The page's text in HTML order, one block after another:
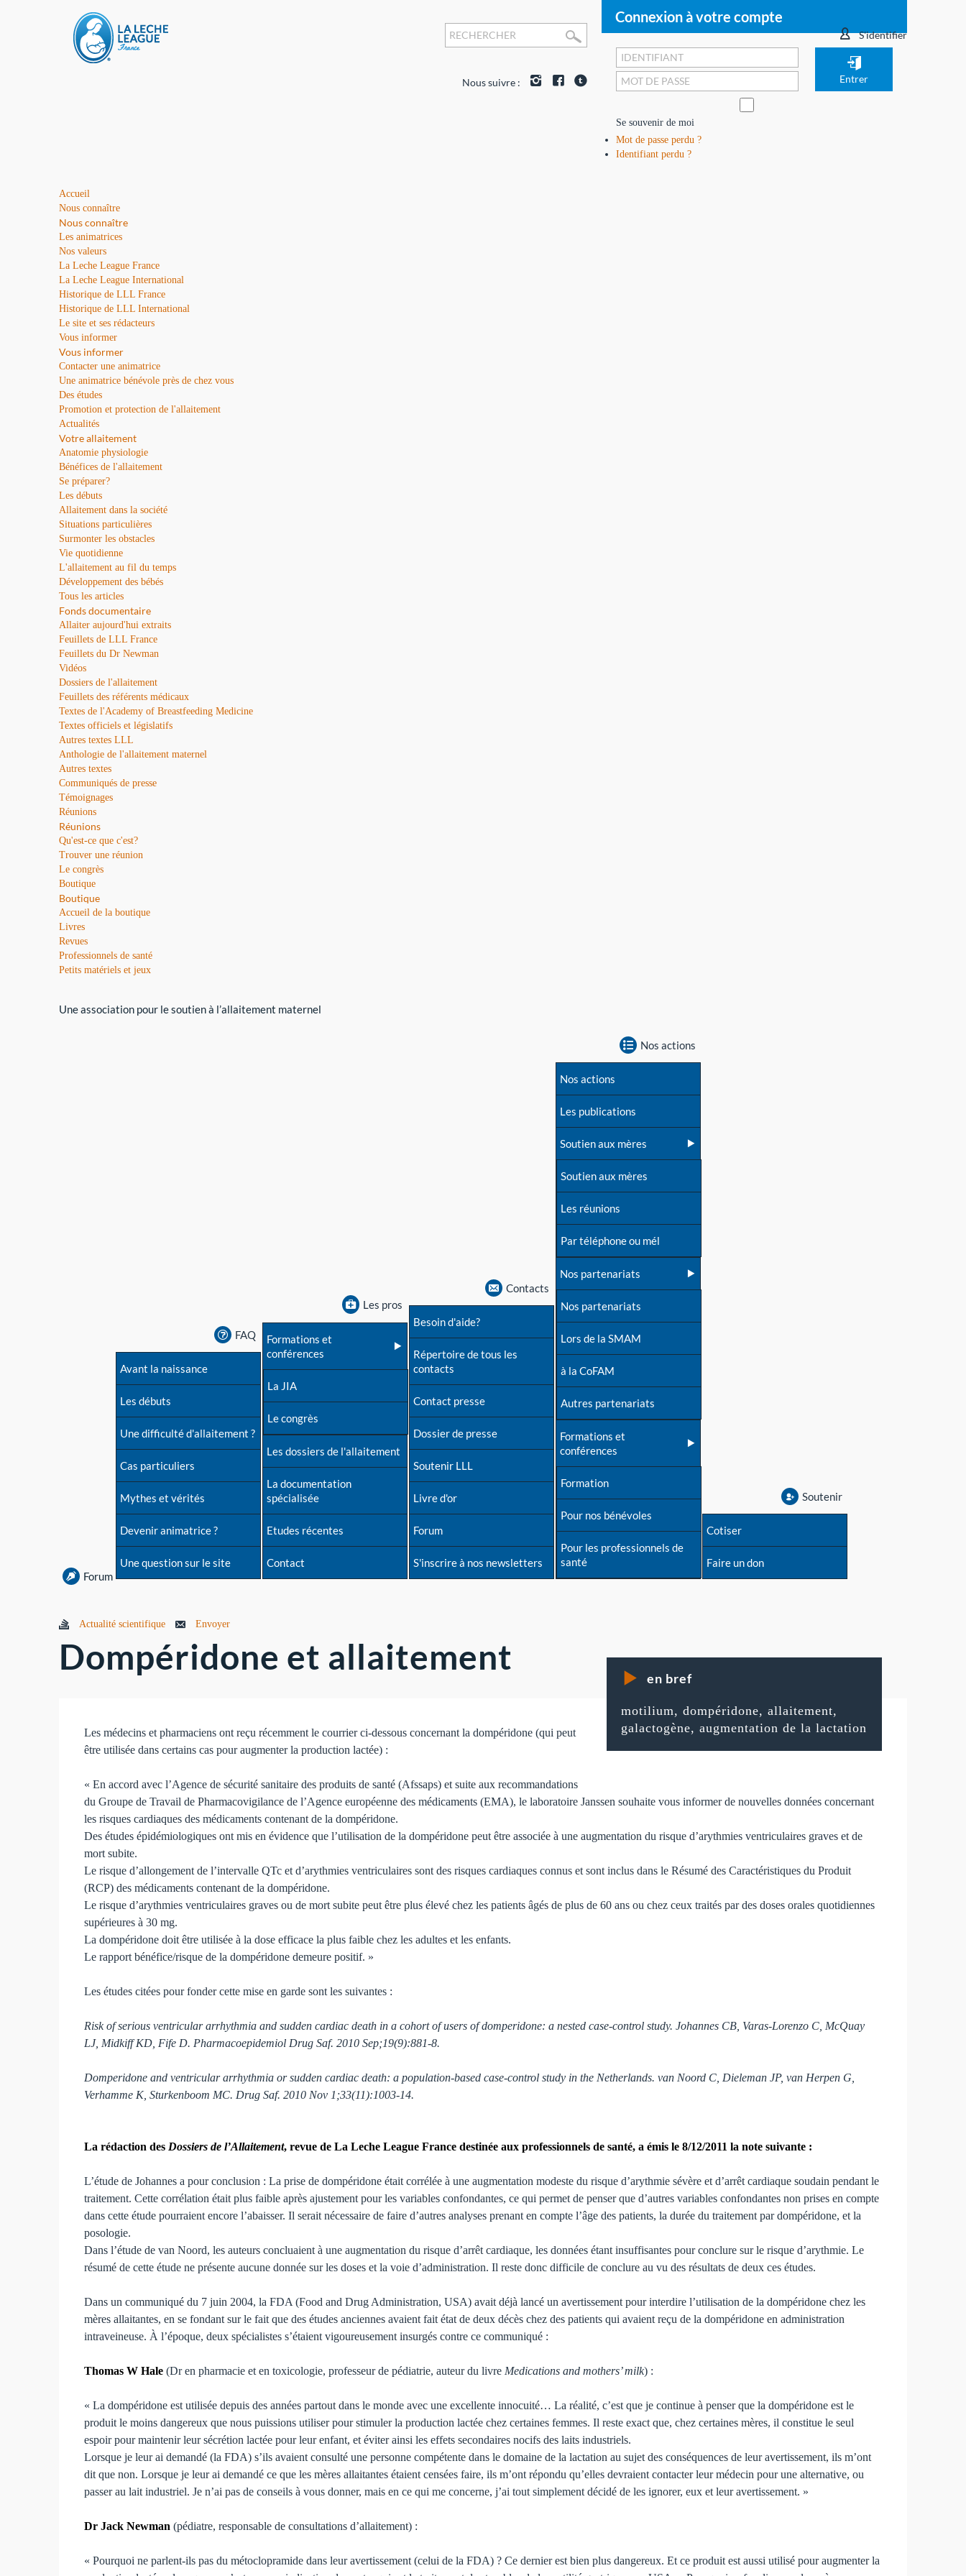
S'identifier
Connexion à votre compte
Se souvenir de moi
Mot de passe perdu ?
Identifiant perdu ?
Nous suivre :
Accueil
Nous connaître
Nous connaître
Les animatrices
Nos valeurs
La Leche League France
La Leche League International
Historique de LLL France
Historique de LLL International
Le site et ses rédacteurs
Vous informer
Vous informer
Contacter une animatrice
Une animatrice bénévole près de chez vous
Des études
Promotion et protection de l'allaitement
Actualités
Votre allaitement
Anatomie physiologie
Bénéfices de l'allaitement
Se préparer?
Les débuts
Allaitement dans la société
Situations particulières
Surmonter les obstacles
Vie quotidienne
L'allaitement au fil du temps
Développement des bébés
Tous les articles
Fonds documentaire
Allaiter aujourd'hui extraits
Feuillets de LLL France
Feuillets du Dr Newman
Vidéos
Dossiers de l'allaitement
Feuillets des référents médicaux
Textes de l'Academy of Breastfeeding Medicine
Textes officiels et législatifs
Autres textes LLL
Anthologie de l'allaitement maternel
Autres textes
Communiqués de presse
Témoignages
Réunions
Réunions
Qu'est-ce que c'est?
Trouver une réunion
Le congrès
Boutique
Boutique
Accueil de la boutique
Livres
Revues
Professionnels de santé
Petits matériels et jeux
Une association pour le soutien à l’allaitement maternel
Forum
FAQ
Avant la naissance
Les débuts
Une difficulté d'allaitement ?
Cas particuliers
Mythes et vérités
Devenir animatrice ?
Une question sur le site
Les pros
Formations et
conférences
La JIA
Le congrès
Les dossiers de l'allaitement
La documentation
spécialisée
Etudes récentes
Contact
Contacts
Besoin d'aide?
Répertoire de tous les
contacts
Contact presse
Dossier de presse
Soutenir LLL
Livre d'or
Forum
S'inscrire à nos newsletters
Nos actions
Nos actions
Les publications
Soutien aux mères
Soutien aux mères
Les réunions
Par téléphone ou mél
Nos partenariats
Nos partenariats
Lors de la SMAM
à la CoFAM
Autres partenariats
Formations et
conférences
Formation
Pour nos bénévoles
Pour les professionnels de
santé
Soutenir
Cotiser
Faire un don
en bref
motilium, dompéridone, allaitement,
galactogène, augmentation de la lactation
Actualité scientifique Envoyer
Dompéridone et allaitement
Les médecins et pharmaciens ont reçu récemment le courrier ci-dessous concernant la dompéridone (qui peut
être utilisée dans certains cas pour augmenter la production lactée) :
« En accord avec l’Agence de sécurité sanitaire des produits de santé (Afssaps) et suite aux recommandations
du Groupe de Travail de Pharmacovigilance de l’Agence européenne des médicaments (EMA), le laboratoire Janssen souhaite vous informer de nouvelles données concernant
les risques cardiaques des médicaments contenant de la dompéridone.
Des études épidémiologiques ont mis en évidence que l’utilisation de la dompéridone peut être associée à une augmentation du risque d’arythmies ventriculaires graves et de
mort subite.
Le risque d’allongement de l’intervalle QTc et d’arythmies ventriculaires sont des risques cardiaques connus et sont inclus dans le Résumé des Caractéristiques du Produit
(RCP) des médicaments contenant de la dompéridone.
Le risque d’arythmies ventriculaires graves ou de mort subite peut être plus élevé chez les patients âgés de plus de 60 ans ou chez ceux traités par des doses orales quotidiennes
supérieures à 30 mg.
La dompéridone doit être utilisée à la dose efficace la plus faible chez les adultes et les enfants.
Le rapport bénéfice/risque de la dompéridone demeure positif. »
Les études citées pour fonder cette mise en garde sont les suivantes :
Risk of serious ventricular arrhythmia and sudden cardiac death in a cohort of users of domperidone: a nested case-control study. Johannes CB, Varas-Lorenzo C, McQuay
LJ, Midkiff KD, Fife D. Pharmacoepidemiol Drug Saf. 2010 Sep;19(9):881-8.
Domperidone and ventricular arrhythmia or sudden cardiac death: a population-based case-control study in the Netherlands. van Noord C, Dieleman JP, van Herpen G,
Verhamme K, Sturkenboom MC. Drug Saf. 2010 Nov 1;33(11):1003-14.
La rédaction des Dossiers de l’Allaitement, revue de La Leche League France destinée aux professionnels de santé, a émis le 8/12/2011 la note suivante :
L’étude de Johannes a pour conclusion : La prise de dompéridone était corrélée à une augmentation modeste du risque d’arythmie sévère et d’arrêt cardiaque soudain pendant le
traitement. Cette corrélation était plus faible après ajustement pour les variables confondantes, ce qui permet de penser que d’autres variables confondantes non prises en compte
dans cette étude pourraient encore l’abaisser. Il serait nécessaire de faire d’autres analyses prenant en compte l’âge des patients, la durée du traitement par dompéridone, et la
posologie.
Dans l’étude de van Noord, les auteurs concluaient à une augmentation du risque d’arrêt cardiaque, les données étant insuffisantes pour conclure sur le risque d’arythmie. Le
résumé de cette étude ne présente aucune donnée sur les doses et la voie d’administration. Il reste donc difficile de conclure au vu des résultats de deux ces études.
Dans un communiqué du 7 juin 2004, la FDA (Food and Drug Administration, USA) avait déjà lancé un avertissement pour interdire l’utilisation de la dompéridone chez les
mères allaitantes, en se fondant sur le fait que des études anciennes avaient fait état de deux décès chez des patients qui avaient reçu de la dompéridone en administration
intraveineuse. À l’époque, deux spécialistes s’étaient vigoureusement insurgés contre ce communiqué :
Thomas W Hale (Dr en pharmacie et en toxicologie, professeur de pédiatrie, auteur du livre Medications and mothers’ milk) :
« La dompéridone est utilisée depuis des années partout dans le monde avec une excellente innocuité… La réalité, c’est que je continue à penser que la dompéridone est le
produit le moins dangereux que nous puissions utiliser pour stimuler la production lactée chez certaines femmes. Il reste exact que, chez certaines mères, il constitue le seul
espoir pour maintenir leur sécrétion lactée pour leur enfant, et éviter ainsi les effets secondaires nocifs des laits industriels.
Lorsque je leur ai demandé (la FDA) s’ils avaient consulté une personne compétente dans le domaine de la lactation au sujet des conséquences de leur avertissement, ils m’ont
dit que non. Lorsque je leur ai demandé ce que les mères allaitantes étaient censées faire, ils m’ont répondu qu’elles devraient contacter leur médecin pour une alternative, ou
passer au lait industriel. Je n’ai pas de conseils à vous donner, mais en ce qui me concerne, j’ai tout simplement décidé de les ignorer, eux et leur avertissement. »
Dr Jack Newman (pédiatre, responsable de consultations d’allaitement) :
« Pourquoi ne parlent-ils pas du métoclopramide dans leur avertissement (celui de la FDA) ? Ce dernier est bien plus dangereux. Et ce produit est aussi utilisé pour augmenter la